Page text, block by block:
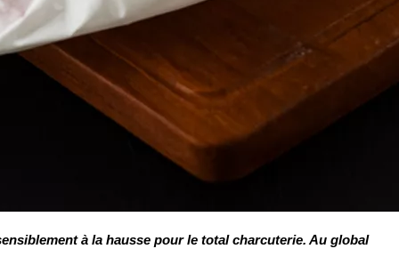
à la hausse pour le total charcuterie. Au global